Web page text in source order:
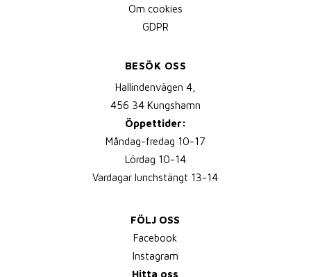
Om cookies
GDPR
BESÖK OSS
Hallindenvägen 4,
456 34 Kungshamn
Öppettider:
Måndag-fredag 10-17
Lördag 10-14
Vardagar lunchstängt 13-14
FÖLJ OSS
Facebook
Instagram
Hitta oss